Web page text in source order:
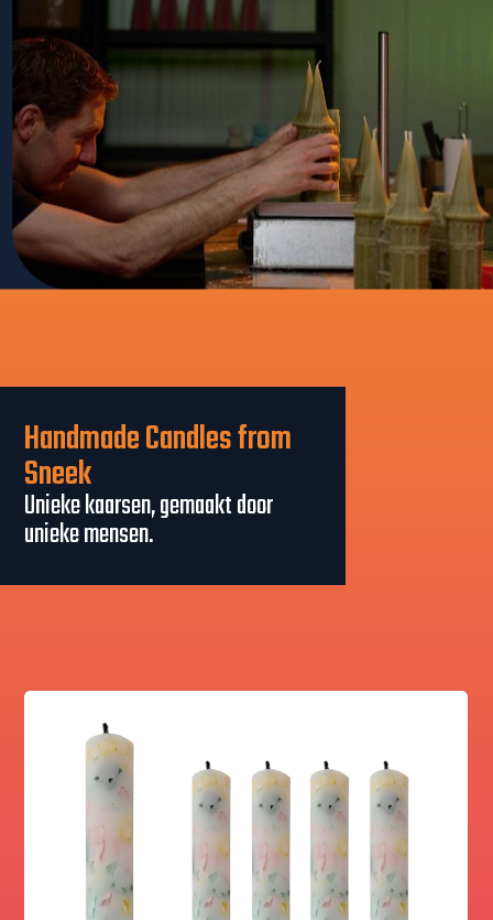
Handmade Candles from
Sneek
Unieke kaarsen, gemaakt door
unieke mensen.